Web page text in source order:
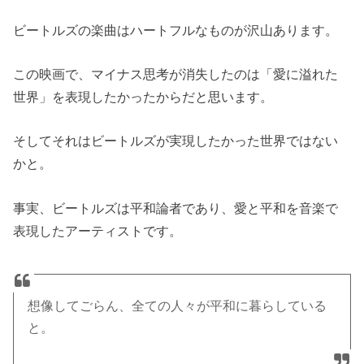
ビートルズの楽曲はハートフルなものが沢山あります。
この映画で、マイナス思考が消失したのは「愛に溢れた
世界」を表現したかったからだと思います。
そしてそれはビートルズが実現したかった世界ではない
かと。
事実、ビートルズは平和論者であり、愛と平和を音楽で
表現したアーティストです。
想像してごらん、全ての人々が平和に暮らしている
と。